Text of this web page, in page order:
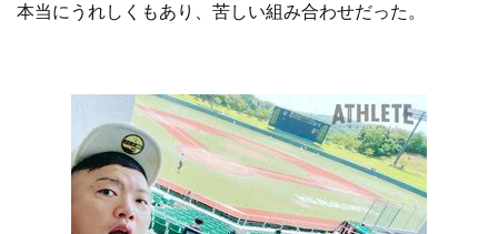
本当にうれしくもあり、苦しい組み合わせだった。